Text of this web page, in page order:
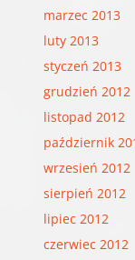
marzec 2013
luty 2013
styczeń 2013
grudzień 2012
listopad 2012
październik
wrzesień 2012
sierpień 2012
lipiec 2012
czerwiec 2012